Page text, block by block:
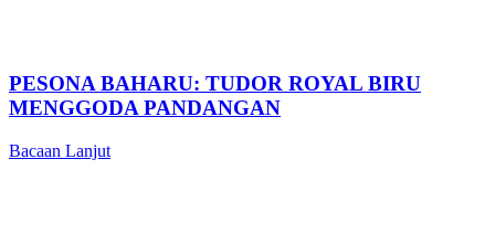
PESONA BAHARU: TUDOR ROYAL BIRU
MENGGODA PANDANGAN
Bacaan Lanjut